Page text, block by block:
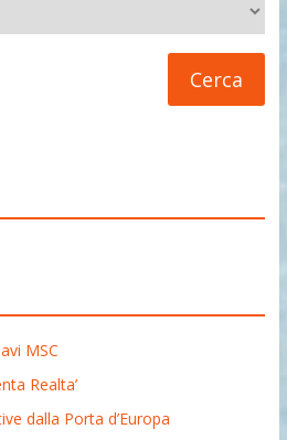
MSC
Realta’
dalla Porta d’Europa